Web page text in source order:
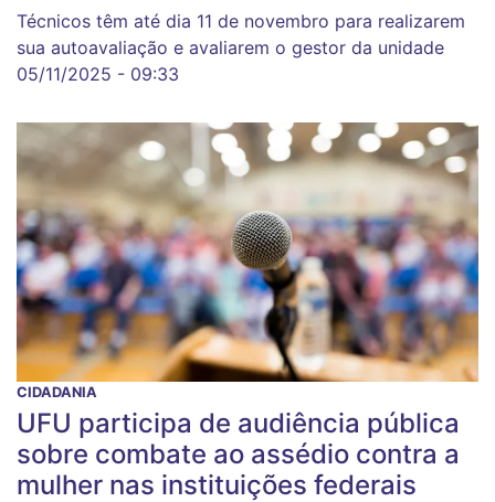
Técnicos têm até dia 11 de novembro para realizarem
sua autoavaliação e avaliarem o gestor da unidade
05/11/2025 - 09:33
CIDADANIA
UFU participa de audiência pública
sobre combate ao assédio contra a
mulher nas instituições federais